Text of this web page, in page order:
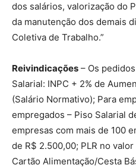
dos salários, valorização do
da manutenção dos demais
Coletiva de Trabalho.”
Reivindicações – Os
Salarial: INPC + 2% de
(Salário Normativo); Para
empregados – Piso Salarial
empresas com mais de 100
de R$ 2.500,00; PLR no
Cartão Alimentação/Cesta